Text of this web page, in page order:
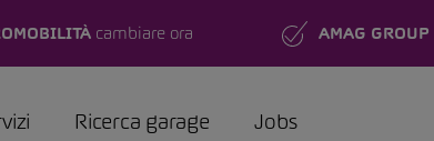
cambiare ora AMAG GROUP
Ricerca garage Jobs